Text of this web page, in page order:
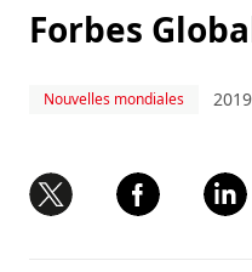
Forbes
Nouvelles mondiales